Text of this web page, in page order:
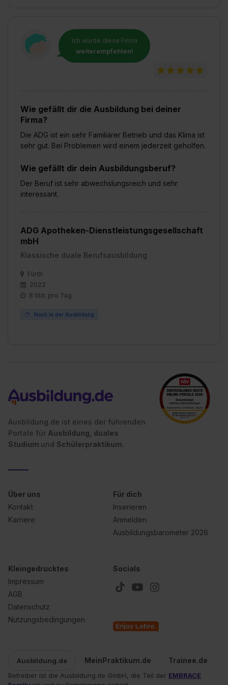
der Kategorien „Präferenzen“, „Statistiken“ und „Social
Media und Marketing“ umfasst hierbei die Einwilligung
zur Übermittlung deiner Daten in die USA (Art. 49 Abs. 1
S. 1 lit. a) DS-GVO). Die USA verfügen über kein
Datenschutzerklärung unter dem Punkt „Datenschutz-
einzelnen Cookies findest du durch Klick auf „Details
zeigen“. Weitere Informationen:Datenschutzerklärung
Impressum.
Ich würde diese Firma
weiterempfehlen!
Wie gefällt dir die Ausbildung bei deiner
Firma?
Die ADG ist ein sehr Familiärer Betrieb und das Klima ist
sehr gut. Bei Problemen wird einem jederzeit geholfen.
Wie gefällt dir dein Ausbildungsberuf?
Der Beruf ist sehr abwechslungsreich und sehr
interessant.
ADG Apotheken-Dienstleistungsgesellschaft
mbH
Klassische duale Berufsausbildung
Fürth
2022
8 Std. pro Tag
Noch in der Ausbildung
Ausbildung.de ist eines der führenden
Portale für Ausbildung, duales
Studium und Schülerpraktikum.
Über uns
Kontakt
Karriere
Für dich
Inserieren
Anmelden
Ausbildungsbarometer 2026
Kleingedrucktes
Impressum
AGB
Datenschutz
Nutzungsbedingungen
Socials
Ausbildung.de MeinPraktikum.de Trainee.de
Betreiber ist die Ausbildung.de GmbH, die Teil der EMBRACE